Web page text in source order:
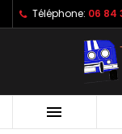
Téléphone: 06 84
